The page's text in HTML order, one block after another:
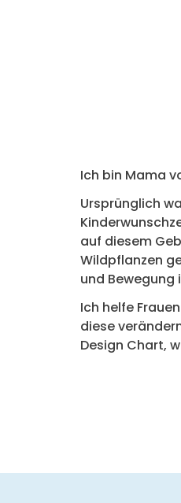
Ich bin Mama
Ursprünglich
auf diesem
Wildpflanzen
und
Ich helfe
diese
Design Chart,